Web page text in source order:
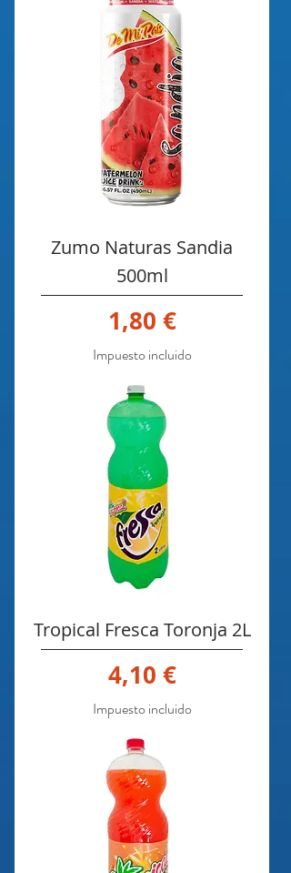
Zumo Naturas Sandia
500ml
Precio
1,80 €
Impuesto incluido
Tropical Fresca Toronja 2L
Precio
4,10 €
Impuesto incluido